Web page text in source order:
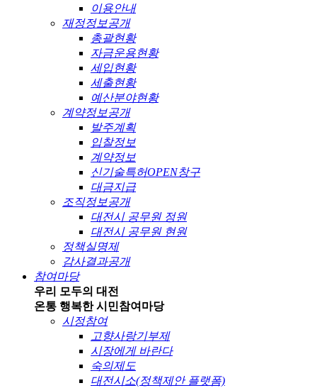
이용안내
재정정보공개
총괄현황
자금운용현황
세입현황
세출현황
예산분야현황
계약정보공개
발주계획
입찰정보
계약정보
신기술특허OPEN창구
대금지급
조직정보공개
대전시 공무원 정원
대전시 공무원 현원
정책실명제
감사결과공개
참여마당
우리 모두의 대전
온통 행복한 시민참여마당
시정참여
고향사랑기부제
시장에게 바란다
숙의제도
대전시소(정책제안 플랫폼)